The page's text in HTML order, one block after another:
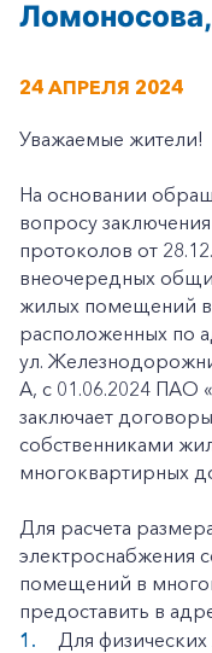
24 АПРЕЛЯ 2024
Уважаемые жители!
На основании
вопросу
протоколов от
внеочередных
жилых помещений
расположенных по
ул.
А, с 01.06.2024 ПАО
заключает
собственниками
многоквартирных
Для расчета
электроснабжения
помещений в
предоставить в
Для физических